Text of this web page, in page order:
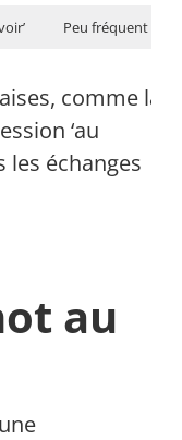
Peu fréquent
comme la
‘au
les échanges
au